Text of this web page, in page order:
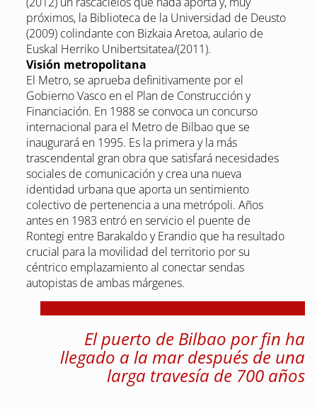
próximos, la Biblioteca de la Universidad de Deusto
(2009) colindante con Bizkaia Aretoa, aulario de
Euskal Herriko Unibertsitatea/(2011).
Visión metropolitana
El Metro, se aprueba definitivamente por el
Gobierno Vasco en el Plan de Construcción y
Financiación. En 1988 se convoca un concurso
internacional para el Metro de Bilbao que se
inaugurará en 1995. Es la primera y la más
trascendental gran obra que satisfará necesidades
sociales de comunicación y crea una nueva
identidad urbana que aporta un sentimiento
colectivo de pertenencia a una metrópoli. Años
antes en 1983 entró en servicio el puente de
Rontegi entre Barakaldo y Erandio que ha resultado
crucial para la movilidad del territorio por su
céntrico emplazamiento al conectar sendas
autopistas de ambas márgenes.
El puerto de Bilbao por fin ha
llegado a la mar después de una
larga travesía de 700 años